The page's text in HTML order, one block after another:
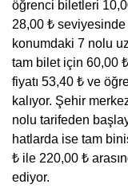
öğrenci biletleri
28,00 ₺
konumdaki 7 nolu
tam bilet için 60,00
fiyatı 53,40 ₺ ve
kalıyor. Şehir
nolu tarifeden
hatlarda ise tam
₺ ile 220,00 ₺
ediyor.